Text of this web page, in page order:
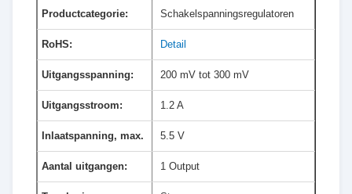
Productcategorie: Schakelspanningsregulatoren
RoHS: Detail
Uitgangsspanning: 200 mV tot 300 mV
Uitgangsstroom: 1.2 A
Inlaatspanning, max. 5.5 V
Aantal uitgangen: 1 Output